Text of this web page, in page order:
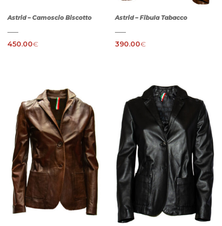
Astrid – Camoscio Biscotto
450.00€
Astrid – Fibula Tabacco
390.00€